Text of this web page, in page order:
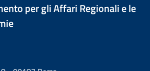
per gli Affari Regionali e le